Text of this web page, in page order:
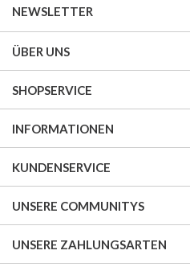
NEWSLETTER
ÜBER UNS
SHOPSERVICE
INFORMATIONEN
KUNDENSERVICE
UNSERE COMMUNITYS
UNSERE ZAHLUNGSARTEN